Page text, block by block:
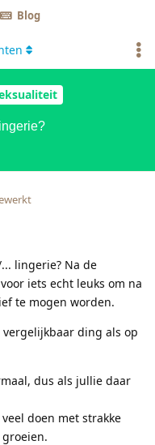
Blog
lingerie? Na de
iets echt leuks om na
te mogen worden.
ding als op
dus als jullie daar
doen met strakke